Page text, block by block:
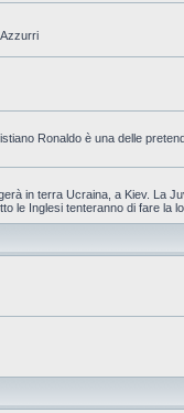
Ronaldo è una delle
in terra Ucraina, a Kiev. La
le Inglesi tenteranno di fare la